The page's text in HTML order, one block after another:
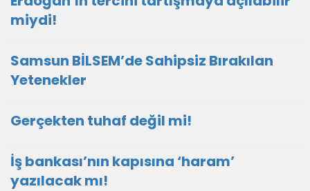
miydi!
Samsun BİLSEM’de Sahipsiz Bırakılan
Yetenekler
Gerçekten tuhaf değil mi!
İş bankası’nın kapısına ‘haram’
yazılacak mı!